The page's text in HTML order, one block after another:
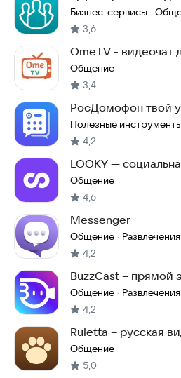
Бизнес-сервисы ·
3,6
OmeTV - видеочат
Общение
3,4
РосДомофон твой
Полезные
4,2
LOOKY —
Общение
4,6
Messenger
Общение · Развлечения
4,2
BuzzCast – прямой
Общение · Развлечения
4,2
Ruletta – русская
Общение
5,0